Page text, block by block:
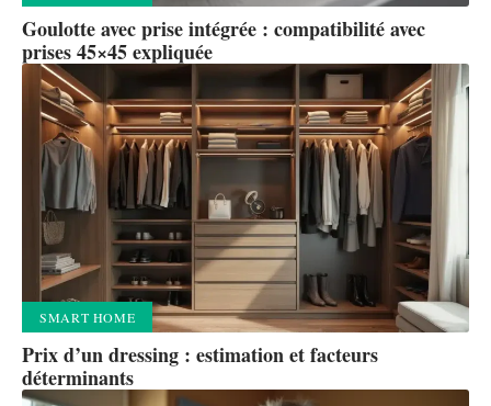
Goulotte avec prise intégrée : compatibilité avec
prises 45×45 expliquée
SMART HOME
Prix d’un dressing : estimation et facteurs
déterminants